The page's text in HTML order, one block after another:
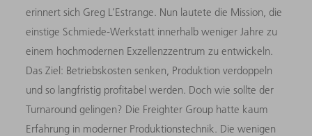
erinnert sich Greg L’Estrange. Nun lautete die Mission, die
einstige Schmiede-Werkstatt innerhalb weniger Jahre zu
einem hochmodernen Exzellenzzentrum zu entwickeln.
Das Ziel: Betriebskosten senken, Produktion verdoppeln
und so langfristig profitabel werden. Doch wie sollte der
Turnaround gelingen? Die Freighter Group hatte kaum
Erfahrung in moderner Produktionstechnik. Die wenigen